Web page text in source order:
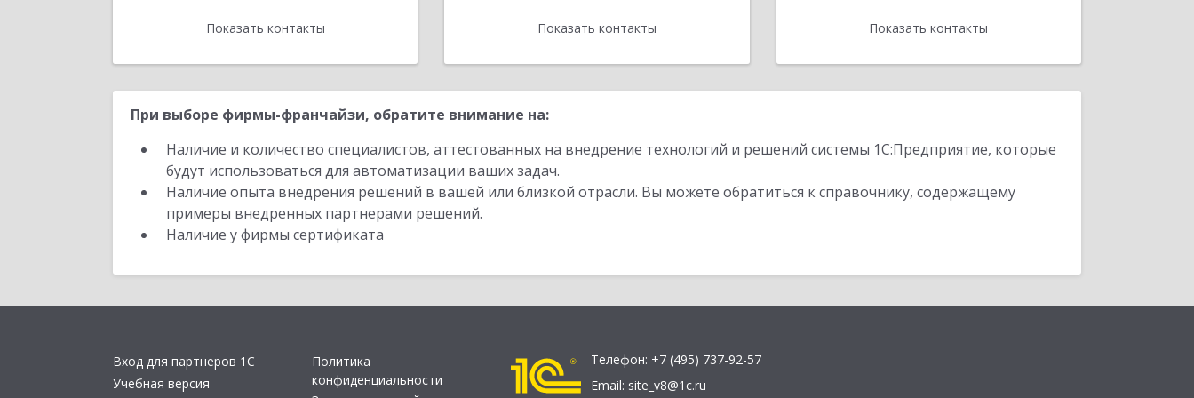
Показать контакты
Назад Показать контакты
Назад Показать контакты
Назад
При выборе фирмы-франчайзи, обратите внимание на:
Наличие и количество специалистов, аттестованных на внедрение технологий и решений системы 1С:Предприятие, которые
будут использоваться для автоматизации ваших задач.
Наличие опыта внедрения решений в вашей или близкой отрасли. Вы можете обратиться к справочнику, содержащему
примеры внедренных партнерами решений.
Наличие у фирмы сертификата
Вход для партнеров 1С
Учебная версия
Политика
конфиденциальности
Телефон: +7 (495) 737-92-57
Email: site_v8@1c.ru